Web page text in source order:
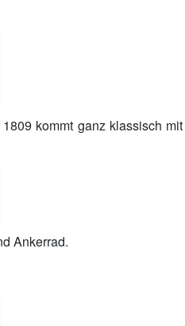
kommt ganz klassisch
Ankerrad.